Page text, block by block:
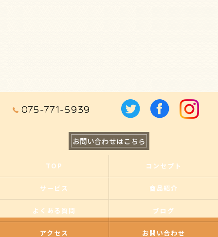
075-771-5939
お問い合わせはこちら
TOP コンセプト
サービス 商品紹介
よくある質問 ブログ
アクセス お問い合わせ